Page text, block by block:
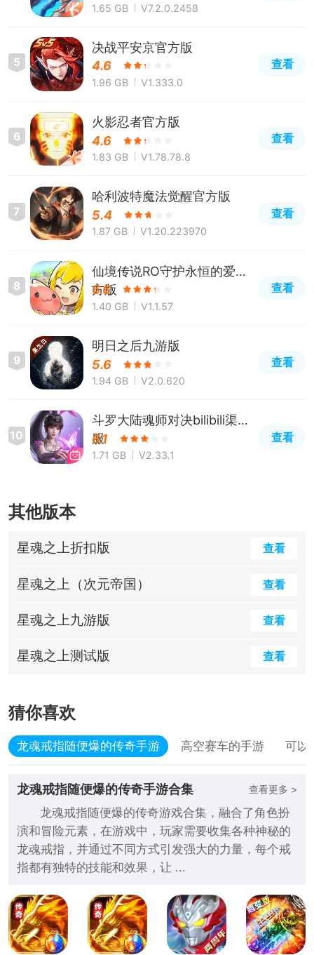
1.65 GB V7.2.0.2458
5
决战平安京官方版
4.6
1.96 GB V1.333.0
查看
6
火影忍者官方版
4.6
1.83 GB V1.78.78.8
查看
7
哈利波特魔法觉醒官方版
5.4
1.87 GB V1.20.223970
查看
8
仙境传说RO守护永恒的爱官
方版
6.6
1.40 GB V1.1.57
查看
9
明日之后九游版
5.6
1.94 GB V2.0.620
查看
10
斗罗大陆魂师对决bilibili渠道
服
6.1
1.71 GB V2.33.1
查看
其他版本
星魂之上折扣版 查看
星魂之上（次元帝国） 查看
星魂之上九游版 查看
星魂之上测试版 查看
猜你喜欢
龙魂戒指随便爆的传奇手游 高空赛车的手游 可以
龙魂戒指随便爆的传奇手游合集 查看更多 >
龙魂戒指随便爆的传奇游戏合集，融合了角色扮
演和冒险元素，在游戏中，玩家需要收集各种神秘的
龙魂戒指，并通过不同方式引发强大的力量，每个戒
指都有独特的技能和效果，让 ...